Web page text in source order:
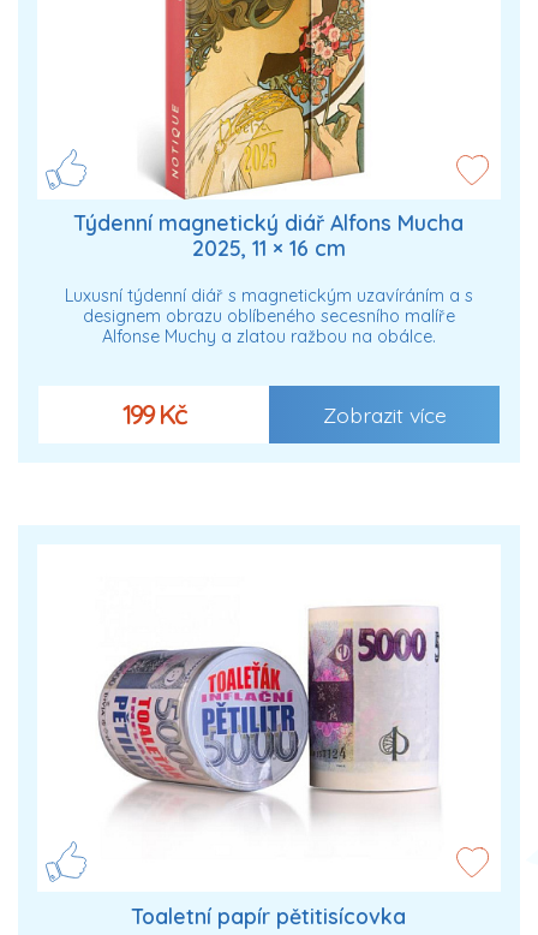
Týdenní magnetický diář Alfons Mucha
2025, 11 × 16 cm
Luxusní týdenní diář s magnetickým uzavíráním a s
designem obrazu oblíbeného secesního malíře
Alfonse Muchy a zlatou ražbou na obálce.
199 Kč Zobrazit více
Toaletní papír pětitisícovka